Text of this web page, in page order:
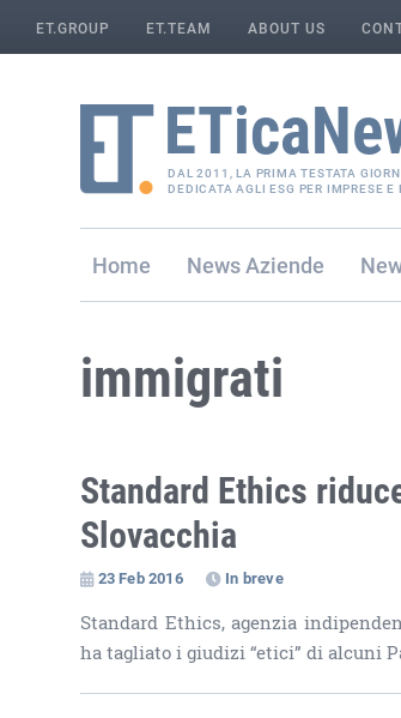
ET.GROUP ET.TEAM ABOUT US
DAL 2011, LA PRIMA TESTATA
DEDICATA AGLI ESG PER IMPRESE E
Home Aziende
immigrati
Standard Ethics
Slovacchia
23 Feb 2016 In breve
Standard Ethics, agenzia
ha tagliato i giudizi “etici” di alcuni